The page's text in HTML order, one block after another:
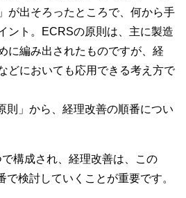
が出そろったところで、何から手
ント。ECRSの原則は、主に製造
に編み出されたものですが、経
どにおいても応用できる考え方で
則」から、経理改善の順番につい
構成され、経理改善は、この
検討していくことが重要です。